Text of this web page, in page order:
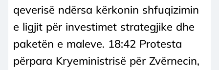
qeverisë ndërsa kërkonin shfuqizimin
e ligjit për investimet strategjike dhe
paketën e maleve. 18:42 Protesta
përpara Kryeministrisë për Zvërnecin,